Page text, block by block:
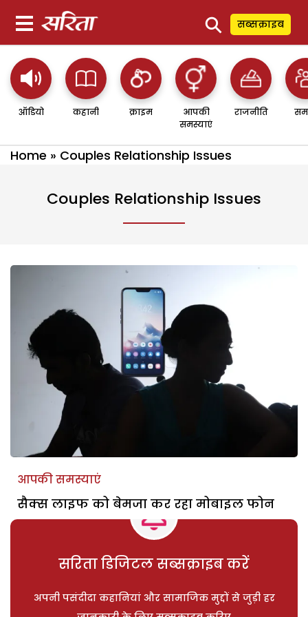
⚲ सब्सक्राइब
ऑडियो कहानी क्राइम
आपकी
समस्याएं
राजनीति
Home » Couples Relationship Issues
Couples Relationship Issues
आपकी समस्याएं
सैक्स लाइफ को बेमजा कर रहा मोबाइल फोन
सरिता डिजिटल सब्सक्राइब करें
अपनी पसंदीदा कहानियां और सामाजिक मुद्दों से जुड़ी हर